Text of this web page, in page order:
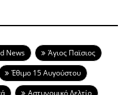
News
Άγιος Παϊσιος
Έθιμο 15 Αυγούστου
Αστυνομικό Δελτίο